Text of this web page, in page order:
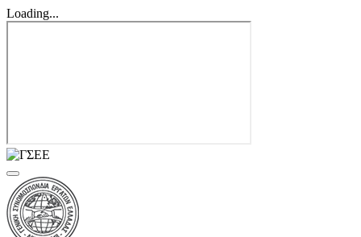
Loading...